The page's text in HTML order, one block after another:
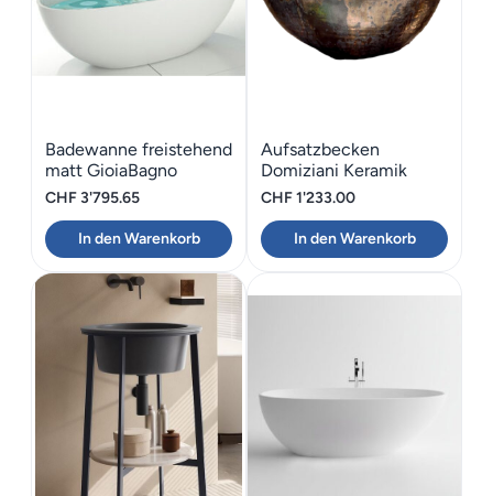
Badewanne freistehend
matt GioiaBagno
Carmen-170
CHF3'795.65
In den Warenkorb
Aufsatzbecken
Domiziani Keramik
Desigual alto 50
CHF1'233.00
In den Warenkorb